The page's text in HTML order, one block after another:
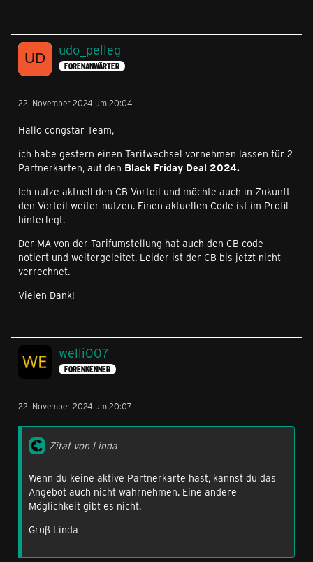
udo_pelleg
FORENANWÄRTER
22. November 2024 um 20:04
Hallo congstar Team,
ich habe gestern einen Tarifwechsel vornehmen lassen für 2
Partnerkarten, auf den Black Friday Deal 2024.
Ich nutze aktuell den CB Vorteil und möchte auch in Zukunft
den Vorteil weiter nutzen. Einen aktuellen Code ist im Profil
hinterlegt.
Der MA von der Tarifumstellung hat auch den CB code
notiert und weitergeleitet. Leider ist der CB bis jetzt nicht
verrechnet.
Vielen Dank!
welli007
FORENKENNER
22. November 2024 um 20:07
Zitat von Linda
Wenn du keine aktive Partnerkarte hast, kannst du das
Angebot auch nicht wahrnehmen. Eine andere
Möglichkeit gibt es nicht.
Gruß Linda